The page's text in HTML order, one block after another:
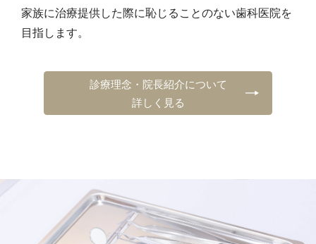
家族に治療提供した際に恥じることのない歯科医院を
目指します。
診療理念・院長紹介について
詳しく見る